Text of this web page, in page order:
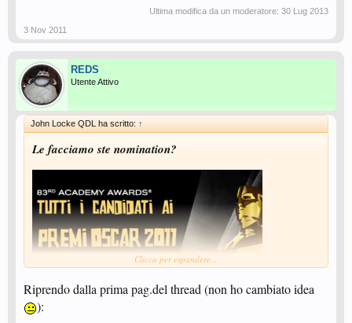
Ultima modifica da un moderatore: 30 Lug 2013
3 Nov 2011
REDS
Utente Attivo
John Locke QDL ha scritto: ↑
Le facciamo ste nomination?
Clicca per espandere...
Riprendo dalla prima pag.del thread (non ho cambiato idea
):